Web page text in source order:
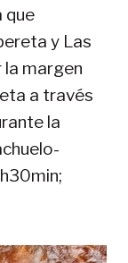
que
y Las
la margen
a través
la